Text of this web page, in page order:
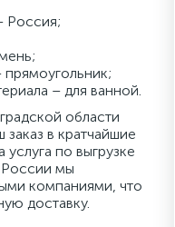
Россия;
– для ванной.
области
в кратчайшие
по выгрузке
мы
компаниями, что
доставку.